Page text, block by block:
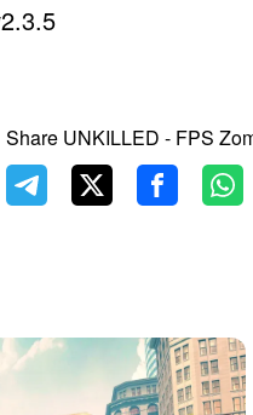
Share UNKILLED - FPS